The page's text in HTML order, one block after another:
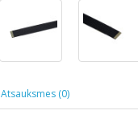
Atsauksmes (0)